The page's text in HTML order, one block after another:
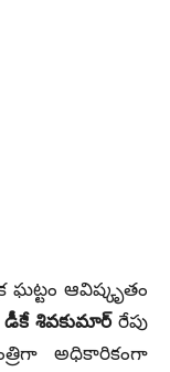
ఘట్టం ఆవిష్కృతం
డీకే శివకుమార్రేపు
అధికారికంగా